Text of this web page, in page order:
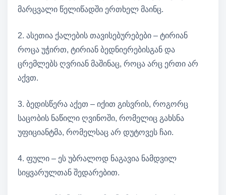
მარცვალი წელიწადში ერთხელ მაინც.
2. ასეთია ქალების თავისებურებები – ტირიან
როცა უჭირთ, ტირიან ბედნიერებისგან და
ცრემლებს ღვრიან მაშინაც, როცა არც ერთი არ
აქვთ.
3. ბედისწერა აქეთ – იქით გისვრის, როგორც
საცობის ნაწილი ღვინოში, რომელიც გახსნა
უფიციანტმა, რომელსაც არ დუტოვეს ჩაი.
4. ფული – ეს უბრალოდ ნაგავია ნამდვილ
სიყვარულთან შედარებით.